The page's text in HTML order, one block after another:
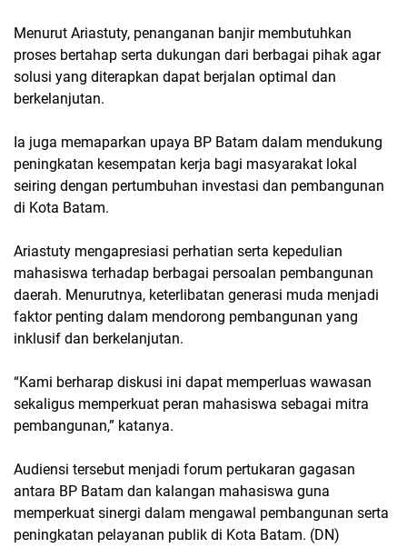
Menurut Ariastuty, penanganan banjir membutuhkan
proses bertahap serta dukungan dari berbagai pihak agar
solusi yang diterapkan dapat berjalan optimal dan
berkelanjutan.
Ia juga memaparkan upaya BP Batam dalam mendukung
peningkatan kesempatan kerja bagi masyarakat lokal
seiring dengan pertumbuhan investasi dan pembangunan
di Kota Batam.
Ariastuty mengapresiasi perhatian serta kepedulian
mahasiswa terhadap berbagai persoalan pembangunan
daerah. Menurutnya, keterlibatan generasi muda menjadi
faktor penting dalam mendorong pembangunan yang
inklusif dan berkelanjutan.
“Kami berharap diskusi ini dapat memperluas wawasan
sekaligus memperkuat peran mahasiswa sebagai mitra
pembangunan,” katanya.
Audiensi tersebut menjadi forum pertukaran gagasan
antara BP Batam dan kalangan mahasiswa guna
memperkuat sinergi dalam mengawal pembangunan serta
peningkatan pelayanan publik di Kota Batam. (DN)